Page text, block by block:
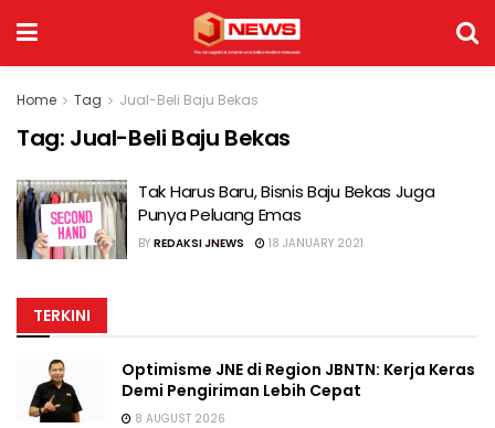
Home Tag Jual-Beli Baju Bekas
Tag: Jual-Beli Baju Bekas
Tak Harus Baru, Bisnis Baju Bekas Juga
Punya Peluang Emas
BY REDAKSI JNEWS 18 JANUARY 2021
TERKINI
Optimisme JNE di Region JBNTN: Kerja Keras
Demi Pengiriman Lebih Cepat
8 AUGUST 2026